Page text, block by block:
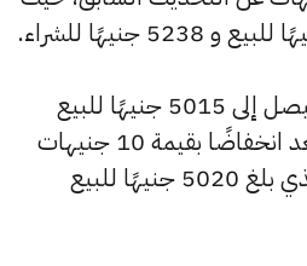
وانخفض سعر عيار 21 ليصل إلى 5015 جنيهًا للبيع
و4990 جنيهًا للشراء، بعد انخفاضًا بقيمة 10 جنيهات
مقارنة بالسعر السابق الذي بلغ 5020 جنيهًا للبيع